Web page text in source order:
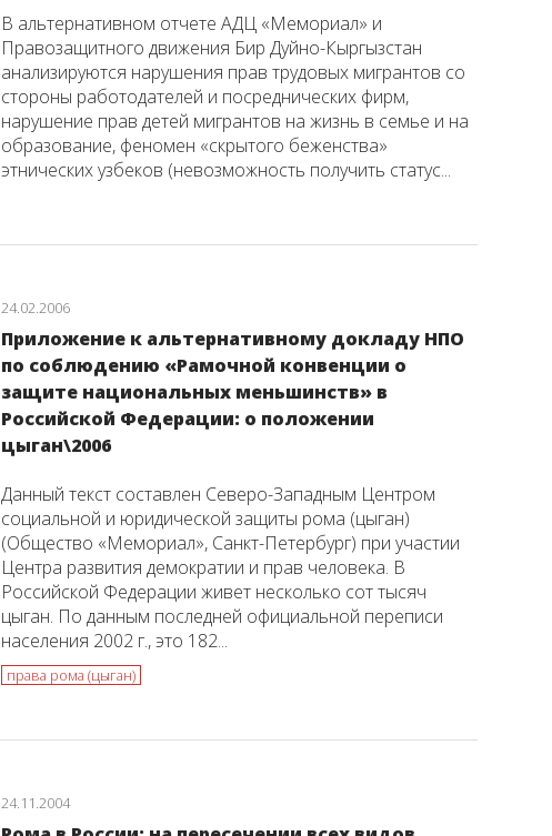
В альтернативном отчете АДЦ «Мемориал» и
Правозащитного движения Бир Дуйно-Кыргызстан
анализируются нарушения прав трудовых мигрантов со
стороны работодателей и посреднических фирм,
нарушение прав детей мигрантов на жизнь в семье и на
образование, феномен «скрытого беженства»
этнических узбеков (невозможность получить статус...
24.02.2006
Приложение к альтернативному докладу НПО
по соблюдению «Рамочной конвенции о
защите национальных меньшинств» в
Российской Федерации: о положении
цыган\2006
Данный текст составлен Северо-Западным Центром
социальной и юридической защиты рома (цыган)
(Общество «Мемориал», Санкт-Петербург) при участии
Центра развития демократии и прав человека. В
Российской Федерации живет несколько сот тысяч
цыган. По данным последней официальной переписи
населения 2002 г., это 182...
права рома (цыган)
24.11.2004